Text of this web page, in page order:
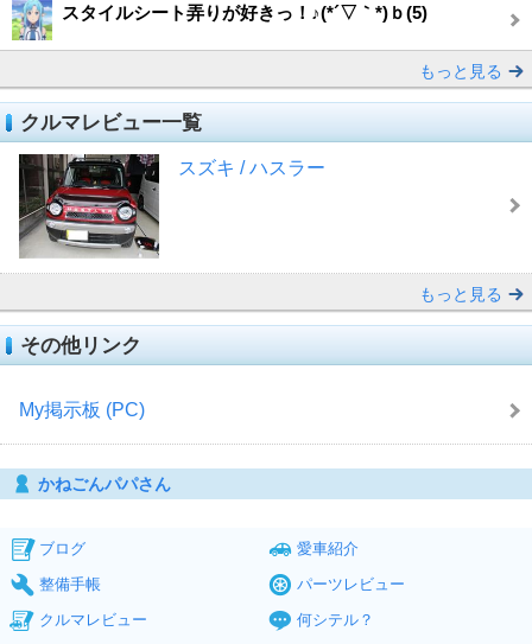
スタイルシート弄りが好きっ！♪(*´▽｀*)ｂ(5)
もっと見る
クルマレビュー一覧
スズキ / ハスラー
もっと見る
その他リンク
My掲示板 (PC)
かねごんパパさん
ブログ
愛車紹介
整備手帳
パーツレビュー
クルマレビュー
何シテル？